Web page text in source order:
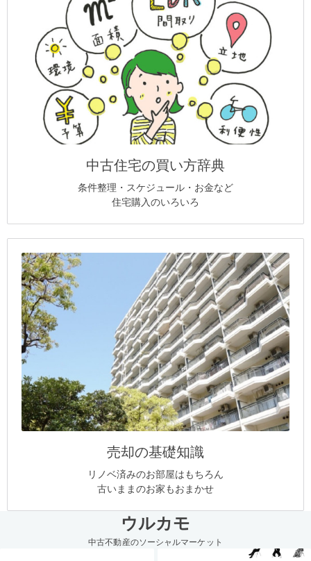
中古住宅の買い方辞典
条件整理・スケジュール・お金など
住宅購入のいろいろ
売却の基礎知識
リノベ済みのお部屋はもちろん
古いままのお家もおまかせ
ウルカモ
中古不動産のソーシャルマーケット